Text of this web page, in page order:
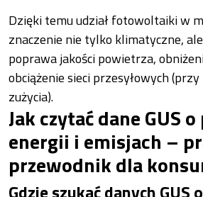
Dzięki temu udział fotowoltaiki w
znaczenie nie tylko klimatyczne,
poprawa jakości powietrza,
obciążenie sieci przesyłowych
zużycia).
Jak czytać dane GUS
energii i emisjach –
przewodnik dla
Gdzie szukać danych GUS